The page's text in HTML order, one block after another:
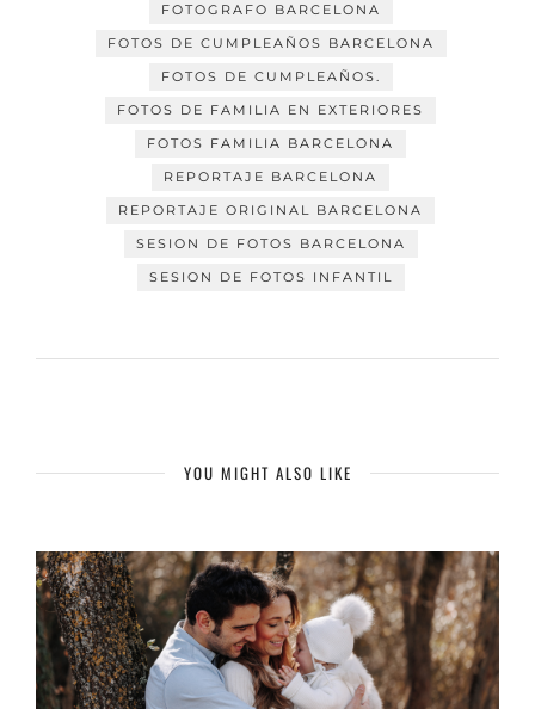
FOTOGRAFO BARCELONA
FOTOS DE CUMPLEAÑOS BARCELONA
FOTOS DE CUMPLEAÑOS.
FOTOS DE FAMILIA EN EXTERIORES
FOTOS FAMILIA BARCELONA
REPORTAJE BARCELONA
REPORTAJE ORIGINAL BARCELONA
SESION DE FOTOS BARCELONA
SESION DE FOTOS INFANTIL
YOU MIGHT ALSO LIKE